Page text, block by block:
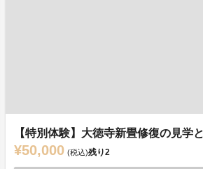
【特別体験】大徳寺新畳修復の見学
¥50,000 (税込)残り2